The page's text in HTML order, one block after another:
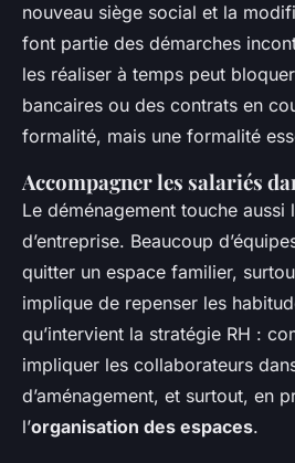
nouveau siège social et la
font partie des démarches
les réaliser à temps peut
bancaires ou des contrats en
formalité, mais une formalité
Accompagner les salariés
Le déménagement touche aussi
d’entreprise. Beaucoup
quitter un espace familier,
implique de repenser les
qu’intervient la stratégie RH :
impliquer les collaborateurs
d’aménagement, et surtout, en
l’organisation des espaces.